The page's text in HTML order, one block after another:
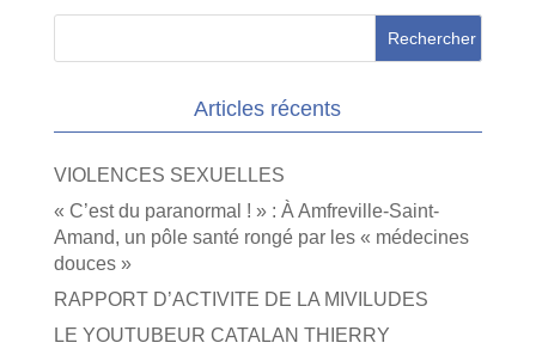
Articles récents
VIOLENCES SEXUELLES
« C’est du paranormal ! » : À Amfreville-Saint-
Amand, un pôle santé rongé par les « médecines
douces »
RAPPORT D’ACTIVITE DE LA MIVILUDES
LE YOUTUBEUR CATALAN THIERRY